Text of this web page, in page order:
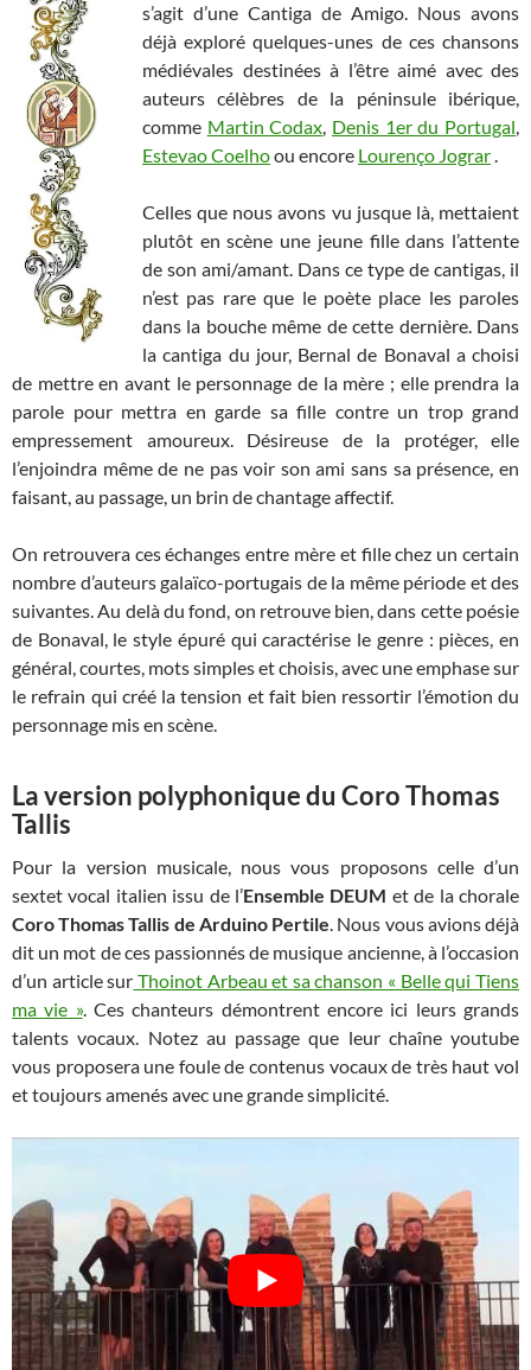
s’agit d’une Cantiga de Amigo. Nous avons
déjà exploré quelques-unes de ces chansons
médiévales destinées à l’être aimé avec des
auteurs célèbres de la péninsule ibérique,
comme Martin Codax, Denis 1er du Portugal,
Estevao Coelhoou encore Lourenço Jograr.
Celles que nous avons vu jusque là, mettaient
plutôt en scène une jeune fille dans l’attente
de son ami/amant. Dans ce type de cantigas, il
n’est pas rare que le poète place les paroles
dans la bouche même de cette dernière. Dans
la cantiga du jour, Bernal de Bonaval a choisi
de mettre en avant le personnage de la mère ; elle prendra la
parole pour mettra en garde sa fille contre un trop grand
empressement amoureux. Désireuse de la protéger, elle
l’enjoindra même de ne pas voir son ami sans sa présence, en
faisant, au passage, un brin de chantage affectif.
On retrouvera ces échanges entre mère et fille chez un certain
nombre d’auteurs galaïco-portugais de la même période et des
suivantes. Au delà du fond, on retrouve bien, dans cette poésie
de Bonaval, le style épuré qui caractérise le genre : pièces, en
général, courtes, mots simples et choisis, avec une emphase sur
le refrain qui créé la tension et fait bien ressortir l’émotion du
personnage mis en scène.
La version polyphonique du Coro Thomas
Tallis
Pour la version musicale, nous vous proposons celle d’un
sextet vocal italien issu de l’Ensemble DEUM et de la chorale
Coro Thomas Tallis de Arduino Pertile. Nous vous avions déjà
dit un mot de ces passionnés de musique ancienne, à l’occasion
d’un article sur Thoinot Arbeau et sa chanson « Belle qui Tiens
ma vie ». Ces chanteurs démontrent encore ici leurs grands
talents vocaux. Notez au passage que leur chaîne youtube
vous proposera une foule de contenus vocaux de très haut vol
et toujours amenés avec une grande simplicité.